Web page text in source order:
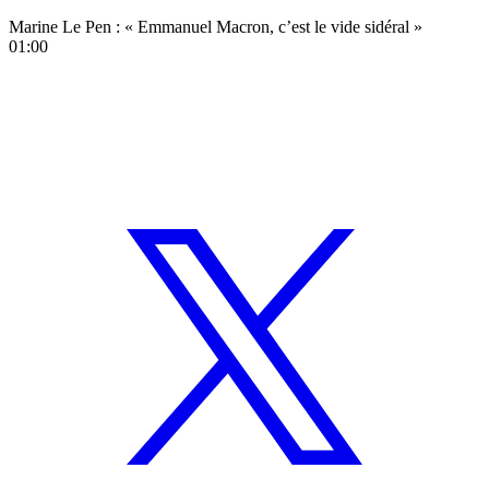
Marine Le Pen : « Emmanuel Macron, c’est le vide sidéral »
01:00